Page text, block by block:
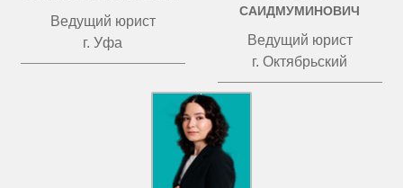
Ведущий юрист
г. Уфа
САИДМУМИНОВИЧ
Ведущий юрист
г. Октябрьский